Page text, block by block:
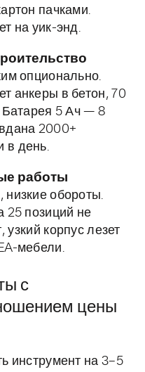
пачками.
на уик-энд.
опционально.
анкеры в бетон, 70
5 Ач — 8
2000+
в день.
работы
обороты.
25 позиций не
узкий корпус лезет
мебели.
с
цены
инструмент на 3–5